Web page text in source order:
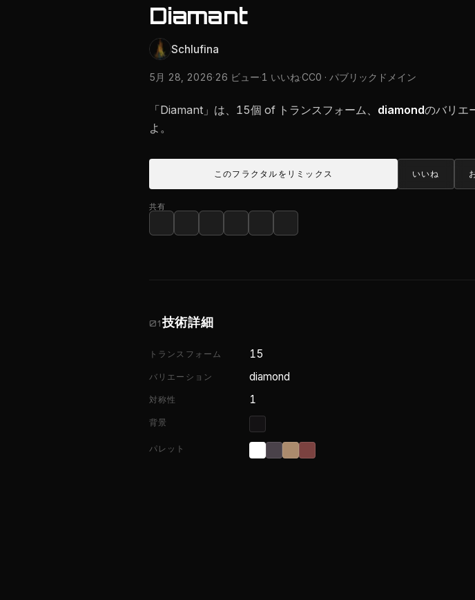
Diamant
Schlufina
5月 28, 2026·26 ビュー·1 いいね·CC0 · パブリックドメイン
「Diamant」は、15個 of トランスフォーム、 diamondのバリエ
よ。
このフラクタルをリミックス いいね
共有
01技術詳細
トランスフォーム 15
バリエーション diamond
対称性 1
背景
パレット